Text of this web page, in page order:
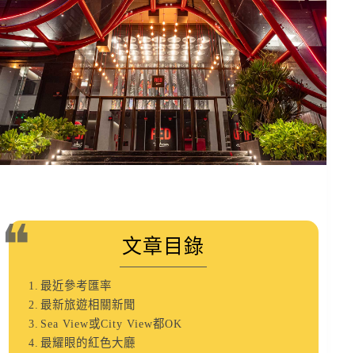
文章目錄
最近參考匯率
最新旅遊相關新聞
Sea View或City View都OK
最耀眼的紅色大廳